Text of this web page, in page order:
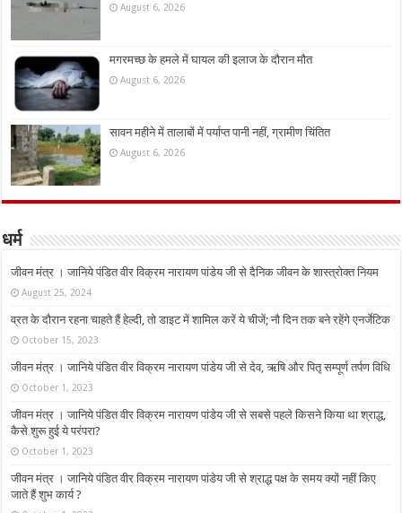
August 6, 2026
मगरमच्छ के हमले में घायल की इलाज के दौरान मौत
August 6, 2026
सावन महीने में तालाबों में पर्याप्त पानी नहीं, ग्रामीण चिंतित
August 6, 2026
धर्म
जीवन मंत्र । जानिये पंडित वीर विक्रम नारायण पांडेय जी से दैनिक जीवन के शास्त्रोक्त नियम
August 25, 2024
व्रत के दौरान रहना चाहते हैं हेल्दी, तो डाइट में शामिल करें ये चीजें; नौ दिन तक बने रहेंगे एनर्जेटिक
October 15, 2023
जीवन मंत्र । जानिये पंडित वीर विक्रम नारायण पांडेय जी से देव, ऋषि और पितृ सम्पूर्ण तर्पण विधि
October 1, 2023
जीवन मंत्र । जानिये पंडित वीर विक्रम नारायण पांडेय जी से सबसे पहले किसने किया था श्राद्ध,
कैसे शुरू हुई ये परंपरा?
October 1, 2023
जीवन मंत्र । जानिये पंडित वीर विक्रम नारायण पांडेय जी से श्राद्ध पक्ष के समय क्यों नहीं किए
जाते हैं शुभ कार्य ?